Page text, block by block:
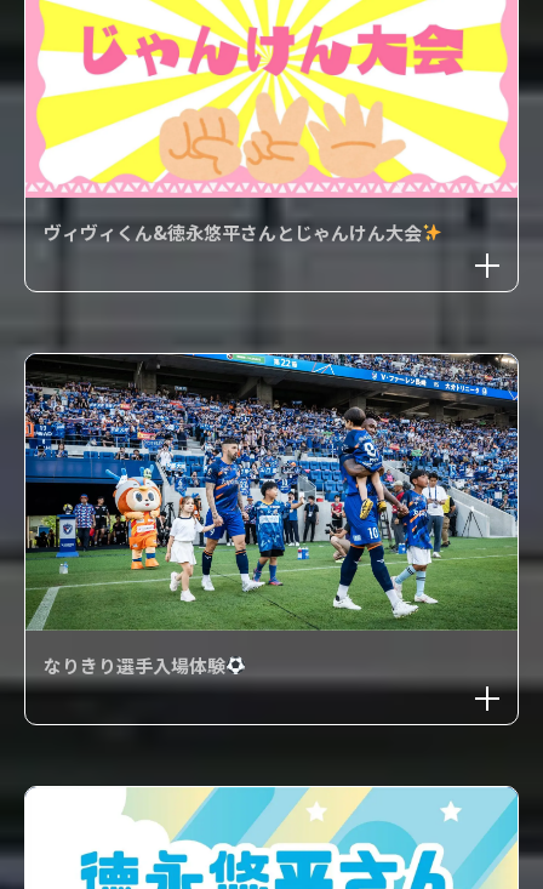
ヴィヴィくん&徳永悠平さんとじゃんけん大会
なりきり選手入場体験